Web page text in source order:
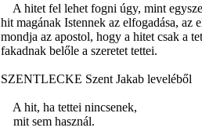
A hitet fel lehet fogni úgy, mint
hit magának Istennek az elfogadása, az
mondja az apostol, hogy a hitet csak a
fakadnak belőle a szeretet tettei.
SZENTLECKE Szent Jakab leveléből
A hit, ha tettei nincsenek,
mit sem használ.